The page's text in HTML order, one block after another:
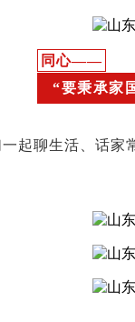
同心——
“要秉承家
起聊生活、话